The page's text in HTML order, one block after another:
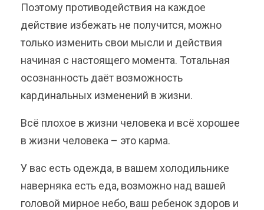
Поэтому противодействия на каждое
действие избежать не получится, можно
только изменить свои мысли и действия
начиная с настоящего момента. Тотальная
осознанность даёт возможность
кардинальных изменений в жизни.
Всё плохое в жизни человека и всё хорошее
в жизни человека – это карма.
У вас есть одежда, в вашем холодильнике
наверняка есть еда, возможно над вашей
головой мирное небо, ваш ребенок здоров и